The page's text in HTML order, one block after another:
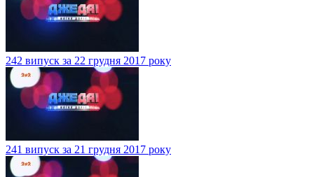
242 випуск за 22 грудня 2017 року
241 випуск за 21 грудня 2017 року